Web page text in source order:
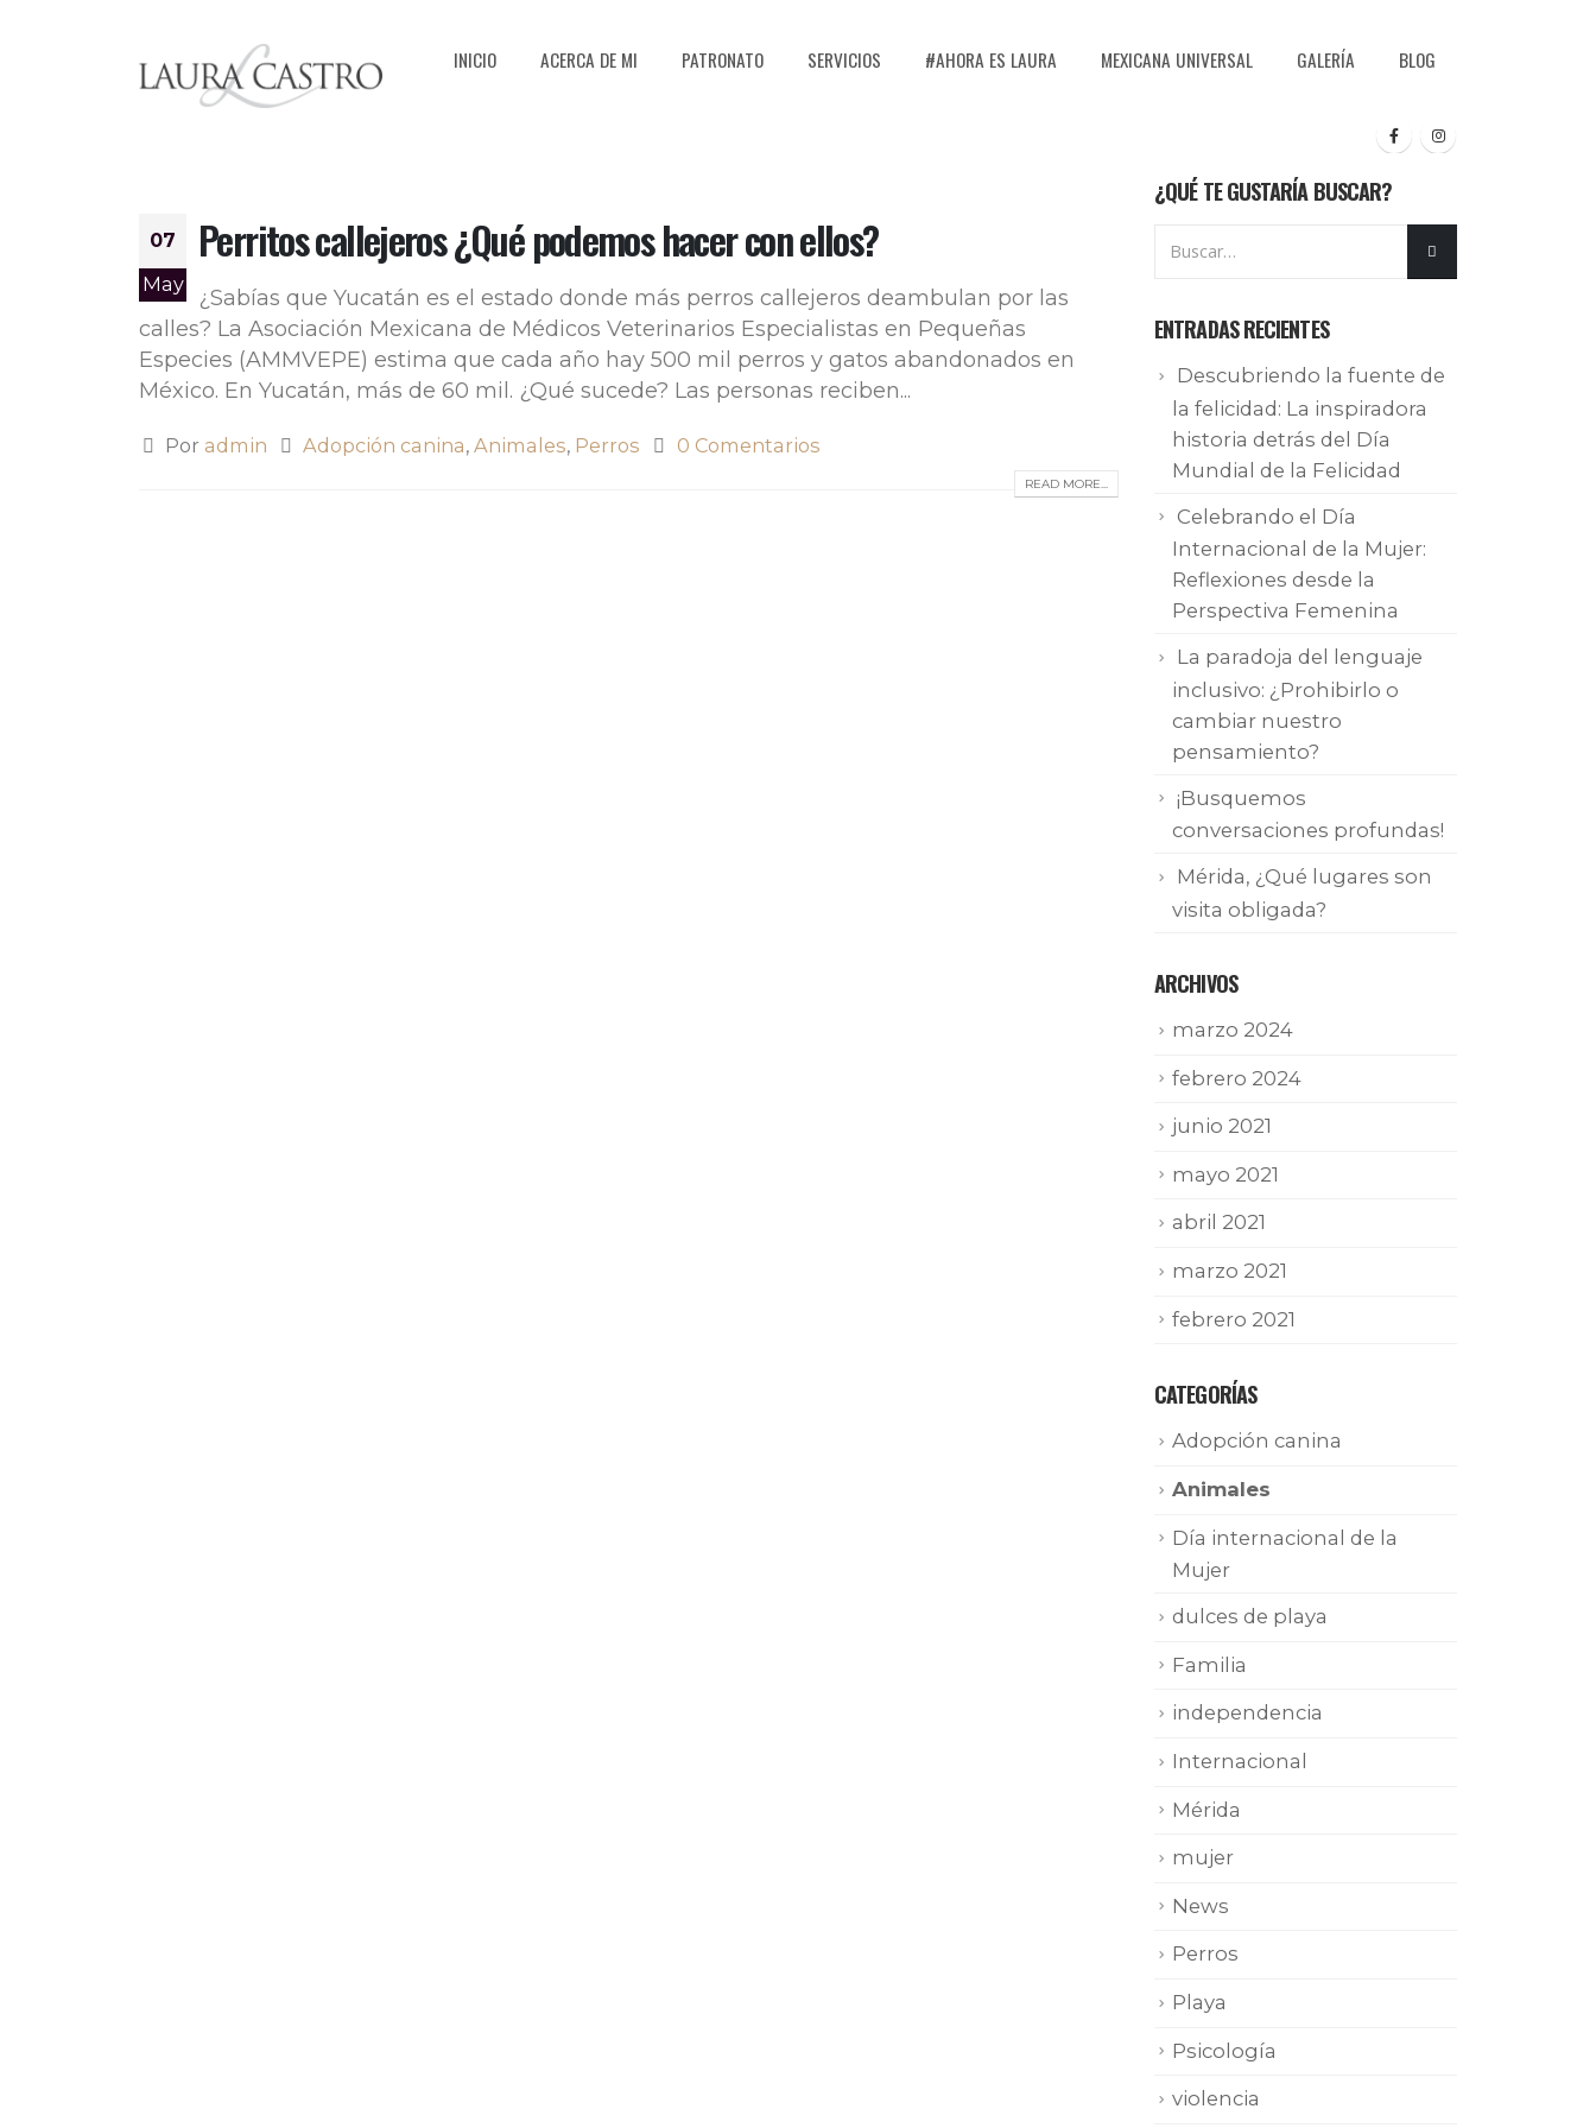
INICIO ACERCA DE MI PATRONATO SERVICIOS #AHORA ES LAURA MEXICANA UNIVERSAL GALERÍA BLOG
07
May
Perritos callejeros ¿Qué podemos hacer con ellos?
¿Sabías que Yucatán es el estado donde más perros callejeros deambulan por las
calles? La Asociación Mexicana de Médicos Veterinarios Especialistas en Pequeñas
Especies (AMMVEPE) estima que cada año hay 500 mil perros y gatos abandonados en
México. En Yucatán, más de 60 mil. ¿Qué sucede? Las personas reciben...
Por admin Adopción canina,Animales, Perros 0 Comentarios
READ MORE...
¿QUÉ TE GUSTARÍA BUSCAR?
ENTRADAS RECIENTES
Descubriendo la fuente de
la felicidad: La inspiradora
historia detrás del Día
Mundial de la Felicidad
Celebrando el Día
Internacional de la Mujer:
Reflexiones desde la
Perspectiva Femenina
La paradoja del lenguaje
inclusivo: ¿Prohibirlo o
cambiar nuestro
pensamiento?
¡Busquemos
conversaciones profundas!
Mérida, ¿Qué lugares son
visita obligada?
ARCHIVOS
marzo 2024
febrero 2024
junio 2021
mayo 2021
abril 2021
marzo 2021
febrero 2021
CATEGORÍAS
Adopción canina
Animales
Día internacional de la
Mujer
dulces de playa
Familia
independencia
Internacional
Mérida
mujer
News
Perros
Playa
Psicología
violencia